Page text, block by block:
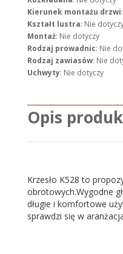
Kierunek montażu drzwi
Kształt lustra: Nie
Montaż: Nie dotyczy
Rodzaj prowadnic: Nie
Rodzaj zawiasów: Nie
Uchwyty: Nie dotyczy
Opis
Krzesło K528 to
obrotowych.Wygodne
długie i komfortowe
sprawdzi się w